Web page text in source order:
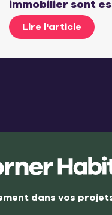
immobilier sont
Lire l'article
dans vos